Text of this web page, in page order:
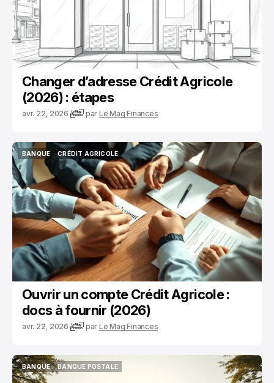
Changer d’adresse Crédit Agricole
(2026) : étapes
avr. 22, 2026 par Le Mag Finances
BANQUE
BANQUE
CRÉDIT AGRICOLE
CRÉDIT AGRICOLE
Ouvrir un compte Crédit Agricole :
docs à fournir (2026)
avr. 22, 2026 par Le Mag Finances
BANQUE
BANQUE
BANQUE POSTALE
BANQUE POSTALE